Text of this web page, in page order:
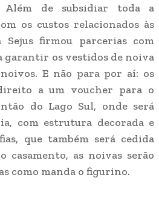
Além de subsidiar toda a
os custos relacionados às
firmou parcerias com
garantir os vestidos de noiva
E não para por aí: os
a um voucher para o
do Lago Sul, onde será
com estrutura decorada e
que também será cedida
casamento, as noivas serão
como manda o figurino.